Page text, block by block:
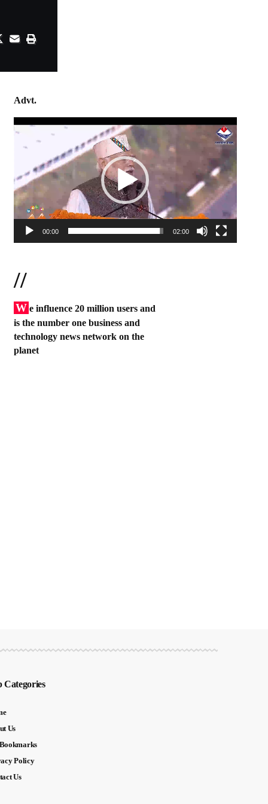
Advt.
Video
00:00 02:00
//
W e influence 20 million users and
is the number one business and
technology news network on the
planet
Categories
Us
Policy
Us